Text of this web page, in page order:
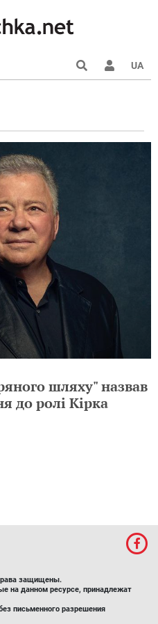
UA
шляху" назвав
до ролі Кірка
защищены.
на данном ресурсе, принадлежат
письменного разрешения